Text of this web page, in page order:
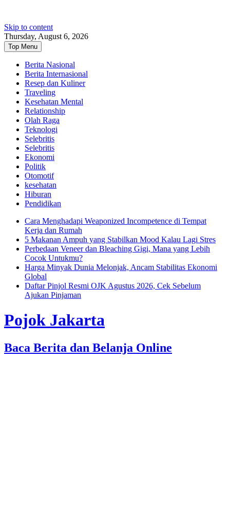
Skip to content
Thursday, August 6, 2026
Top Menu
Berita Nasional
Berita Internasional
Resep dan Kuliner
Traveling
Kesehatan Mental
Relationship
Olah Raga
Teknologi
Selebritis
Selebritis
Ekonomi
Politik
Otomotif
kesehatan
Hiburan
Pendidikan
Cara Menghadapi Weaponized Incompetence di Tempat
Kerja dan Rumah
5 Makanan Ampuh yang Stabilkan Mood Kalau Lagi Stres
Perbedaan Veneer dan Bleaching Gigi, Mana yang Lebih
Cocok Untukmu?
Harga Minyak Dunia Melonjak, Ancam Stabilitas Ekonomi
Global
Daftar Pinjol Resmi OJK Agustus 2026, Cek Sebelum
Ajukan Pinjaman
Pojok Jakarta
Baca Berita dan Belanja Online